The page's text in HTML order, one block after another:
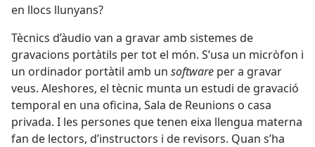
en llocs llunyans?
Tècnics d’àudio van a gravar amb sistemes de
gravacions portàtils per tot el món. S’usa un micròfon i
un ordinador portàtil amb un software per a gravar
veus. Aleshores, el tècnic munta un estudi de gravació
temporal en una oficina, Sala de Reunions o casa
privada. I les persones que tenen eixa llengua materna
fan de lectors, d’instructors i de revisors. Quan s’ha